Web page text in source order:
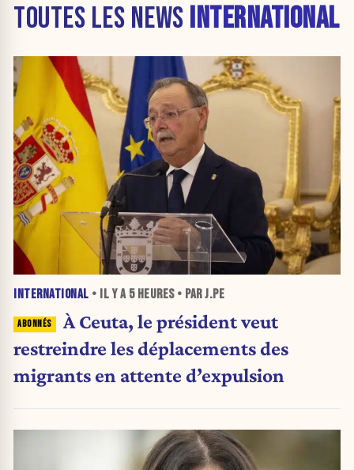
TOUTES LES NEWS INTERNATIONAL
INTERNATIONAL • IL Y A 5 HEURES• PAR J.PE
À Ceuta, le président veut
restreindre les déplacements des
migrants en attente d’expulsion